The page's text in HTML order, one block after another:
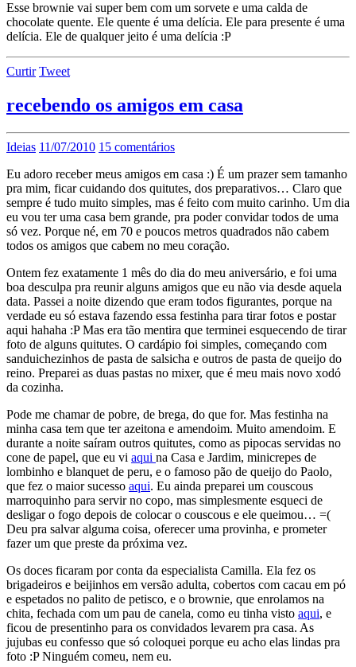
Esse brownie vai super bem com um sorvete e uma calda de
chocolate quente. Ele quente é uma delícia. Ele para presente é uma
delícia. Ele de qualquer jeito é uma delícia :P
Curtir Tweet
recebendo os amigos em casa
Ideias 11/07/2010 15 comentários
Eu adoro receber meus amigos em casa :) É um prazer sem tamanho
pra mim, ficar cuidando dos quitutes, dos preparativos… Claro que
sempre é tudo muito simples, mas é feito com muito carinho. Um dia
eu vou ter uma casa bem grande, pra poder convidar todos de uma
só vez. Porque né, em 70 e poucos metros quadrados não cabem
todos os amigos que cabem no meu coração.
Ontem fez exatamente 1 mês do dia do meu aniversário, e foi uma
boa desculpa pra reunir alguns amigos que eu não via desde aquela
data. Passei a noite dizendo que eram todos figurantes, porque na
verdade eu só estava fazendo essa festinha para tirar fotos e postar
aqui hahaha :P Mas era tão mentira que terminei esquecendo de tirar
foto de alguns quitutes. O cardápio foi simples, começando com
sanduichezinhos de pasta de salsicha e outros de pasta de queijo do
reino. Preparei as duas pastas no mixer, que é meu mais novo xodó
da cozinha.
Pode me chamar de pobre, de brega, do que for. Mas festinha na
minha casa tem que ter azeitona e amendoim. Muito amendoim. E
durante a noite saíram outros quitutes, como as pipocas servidas no
cone de papel, que eu vi aqui na Casa e Jardim, minicrepes de
lombinho e blanquet de peru, e o famoso pão de queijo do Paolo,
que fez o maior sucesso aqui. Eu ainda preparei um couscous
marroquinho para servir no copo, mas simplesmente esqueci de
desligar o fogo depois de colocar o couscous e ele queimou… =(
Deu pra salvar alguma coisa, oferecer uma provinha, e prometer
fazer um que preste da próxima vez.
Os doces ficaram por conta da especialista Camilla. Ela fez os
brigadeiros e beijinhos em versão adulta, cobertos com cacau em pó
e espetados no palito de petisco, e o brownie, que enrolamos na
chita, fechada com um pau de canela, como eu tinha visto aqui, e
ficou de presentinho para os convidados levarem pra casa. As
jujubas eu confesso que só coloquei porque eu acho elas lindas pra
foto :P Ninguém comeu, nem eu.